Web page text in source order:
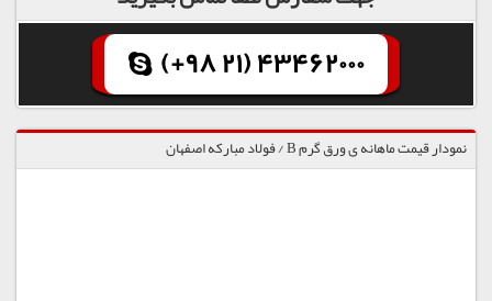
(+98 21) 43462000
نمودار قیمت ماهانه ی ورق گرم B / فولاد مبارکه اصفهان